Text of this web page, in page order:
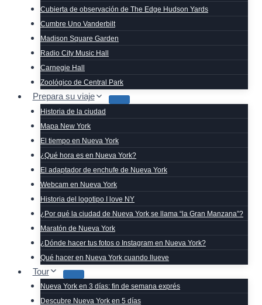
Cubierta de observación de The Edge Hudson Yards
Cumbre Uno Vanderbilt
Madison Square Garden
Radio City Music Hall
Carnegie Hall
Zoológico de Central Park
Prepara su viaje
Historia de la ciudad
Mapa New York
El tiempo en Nueva York
¿Qué hora es en Nueva York?
El adaptador de enchufe de Nueva York
Webcam en Nueva York
Historia del logotipo I love NY
¿Por qué la ciudad de Nueva York se llama “la Gran Manzana”?
Maratón de Nueva York
¿Dónde hacer tus fotos o Instagram en Nueva York?
Qué hacer en Nueva York cuando llueve
Tour
Nueva York en 3 días: fin de semana exprés
Descubre Nueva York en 5 días